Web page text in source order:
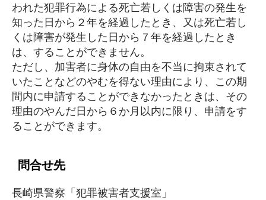
われた犯罪行為による死亡若しくは障害の発生を
知った日から２年を経過したとき、又は死亡若し
くは障害が発生した日から７年を経過したとき
は、することができません。
ただし、加害者に身体の自由を不当に拘束されて
いたことなどのやむを得ない理由により、この期
間内に申請することができなかったときは、その
理由のやんだ日から６か月以内に限り、申請をす
ることができます。
問合せ先
長崎県警察「犯罪被害者支援室」